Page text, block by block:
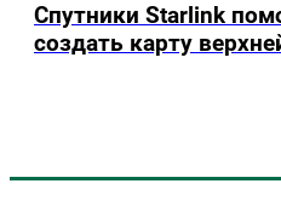
Спутники Starlink
создать карту